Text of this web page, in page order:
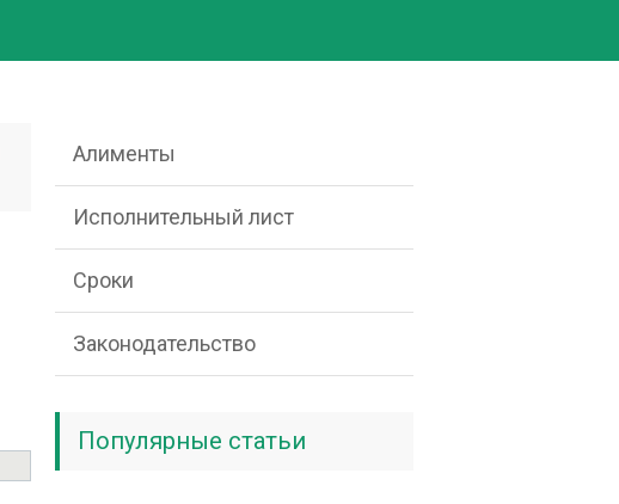
Алименты
Исполнительный лист
Сроки
Законодательство
Популярные статьи